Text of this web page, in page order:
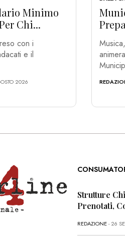
Minimo
Chi...
con i
e il
2026
Strutture
Prenotati,
REDAZIONE- 26